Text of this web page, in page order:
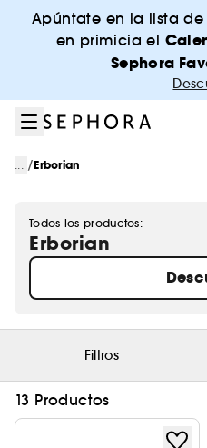
Ir al menú
Ir al contenido principal
Ir al pie de página
Apúntate en la lista
en primicia el
Sephora
... /Erborian
Todos los productos:
Erborian
Filtros
13 Productos